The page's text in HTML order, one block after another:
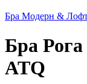
Бра Модерн & Лофт
Бра
ATQ